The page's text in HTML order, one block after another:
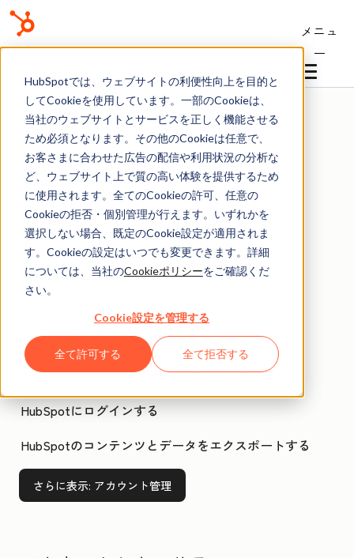
HubSpotでは、ウェブサイトの利便性向上を目的と
してCookieを使用しています。一部のCookieは、
当社のウェブサイトとサービスを正しく機能させる
ため必須となります。その他のCookieは任意で、
お客さまに合わせた広告の配信や利用状況の分析な
ど、ウェブサイト上で質の高い体験を提供するため
に使用されます。全てのCookieの許可、任意の
Cookieの拒否・個別管理が行えます。いずれかを
選択しない場合、既定のCookie設定が適用されま
す。Cookieの設定はいつでも変更できます。詳細
については、当社のCookieポリシーをご確認くだ
さい。
Cookie設定を管理する
全て許可する 全て拒否する
メニュ
ー
ナレッジベース
ナレッジベース
アカウントと設定
アカウント管理
上位の記事
HubSpot ユーザーの E メールアドレスを変更する
HubSpotにログインする
HubSpotのコンテンツとデータをエクスポートする
さらに表示: アカウント管理